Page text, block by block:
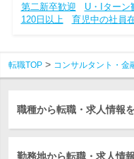
第二新卒歓迎
U・Iターン
120日以上
育児中の社員
転職TOP コンサルタント・金
職種から転職・求人情報
勤務地から転職・求人情